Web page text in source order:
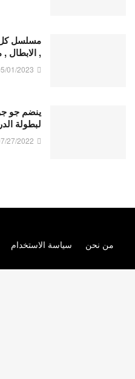
مسلسل كل
, الابطال
01/2023
ينضم جو
لبطولة
27/2022
من نحن سياسة الاستخدام